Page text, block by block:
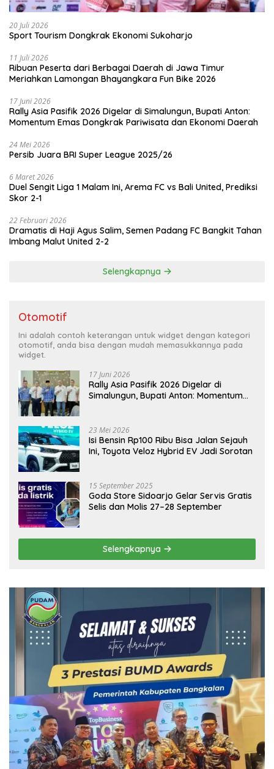
20 Juli 2026
Sport Tourism Dongkrak Ekonomi Sukoharjo
11 Juli 2026
Ribuan Peserta dari Berbagai Daerah di Jawa Timur
Meriahkan Lamongan Bhayangkara Fun Bike 2026
17 Juni 2026
Rally Asia Pasifik 2026 Digelar di Simalungun, Bupati Anton:
Momentum Emas Dongkrak Pariwisata dan Ekonomi Daerah
24 Mei 2026
Persib Juara BRI Super League 2025/26
6 Maret 2026
Duel Sengit Liga 1 Malam Ini, Arema FC vs Bali United, Prediksi
Skor 2-1
22 Februari 2026
Dramatis di Haji Agus Salim, Semen Padang FC Bangkit Tahan
Imbang Malut United 2-2
Selengkapnya
Otomotif
Ini adalah contoh keterangan untuk widget dengan kategori
otomotif, anda bisa dengan mudah memasukkannya pada
widget.
17 Juni 2026
Rally Asia Pasifik 2026 Digelar di
Simalungun, Bupati Anton: Momentum
23 Mei 2026
Isi Bensin Rp100 Ribu Bisa Jalan Sejauh
Ini, Toyota Veloz Hybrid EV Jadi Sorotan
15 September 2025
Goda Store Sidoarjo Gelar Servis Gratis
Selis dan Molis 27–28 September
Selengkapnya